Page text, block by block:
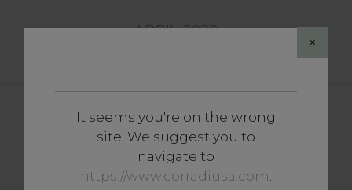
×
It seems you're on the wrong
site. We suggest you to
navigate to
https://www.corradiusa.com.
ABRIL 2020
Insights
Arquitectura y hostelería:
¿cómo hacer para que los